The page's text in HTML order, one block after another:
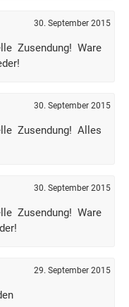
30. September 2015
Zusendung! Ware
30. September 2015
Zusendung! Alles
30. September 2015
Zusendung! Ware
29. September 2015